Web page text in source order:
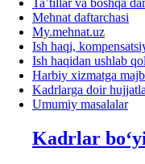
Ta’tillar va boshqa
Mehnat daftarchasi
My.mehnat.uz
Ish haqi,
Ish haqidan ushlab
Harbiy хizmatga
Kadrlarga doir
Umumiy masalalar
Kadrlar